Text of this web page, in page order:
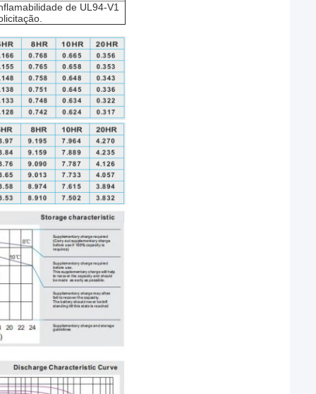
de UL94-V1